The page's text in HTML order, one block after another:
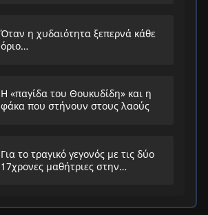
Όταν η χυδαιότητα ξεπερνά κάθε
όριο…
Η «παγίδα του Θουκυδίδη» και η
φάκα που στήνουν στους λαούς
Για το τραγικό γεγονός με τις δύο
17χρονες μαθήτριες στην